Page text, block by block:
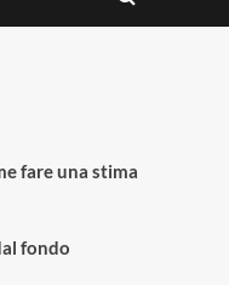
fare una stima
fondo